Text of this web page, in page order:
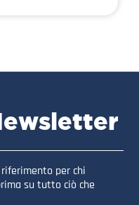
per chi
su tutto ciò che